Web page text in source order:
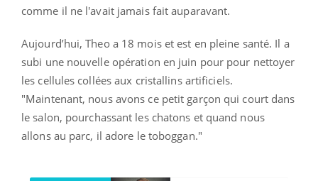
comme il ne l'avait jamais fait auparavant.
Aujourd’hui, Theo a 18 mois et est en pleine santé. Il a
subi une nouvelle opération en juin pour pour nettoyer
les cellules collées aux cristallins artificiels.
"Maintenant, nous avons ce petit garçon qui court dans
le salon, pourchassant les chatons et quand nous
allons au parc, il adore le toboggan."